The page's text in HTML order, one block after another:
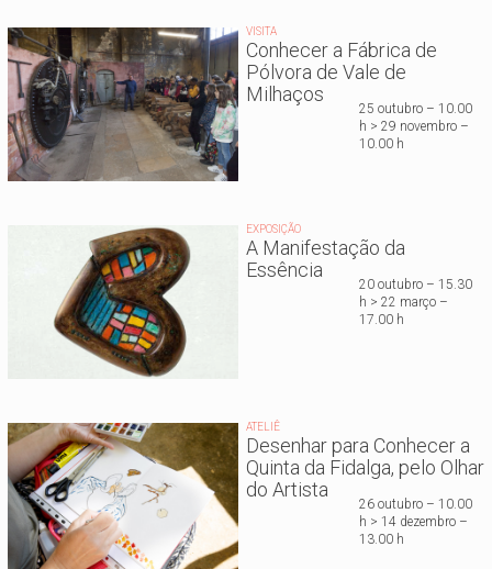
VISITA
Conhecer a Fábrica de
Pólvora de Vale de
Milhaços
25 outubro – 10.00
h > 29 novembro –
10.00 h
EXPOSIÇÃO
A Manifestação da
Essência
20 outubro – 15.30
h > 22 março –
17.00 h
ATELIÊ
Desenhar para Conhecer a
Quinta da Fidalga, pelo Olhar
do Artista
26 outubro – 10.00
h > 14 dezembro –
13.00 h